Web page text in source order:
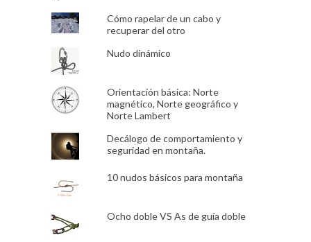
Cómo rapelar de un cabo y
recuperar del otro
Nudo dinámico
Orientación básica: Norte
magnético, Norte geográfico y
Norte Lambert
Decálogo de comportamiento y
seguridad en montaña.
10 nudos básicos para montaña
Ocho doble VS As de guía doble